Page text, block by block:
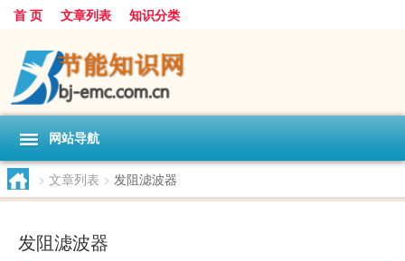
首 页 文章列表 知识分类
网站导航
> 文章列表 > 发阻滤波器
发阻滤波器